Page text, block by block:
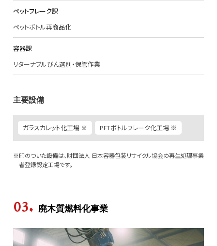
ペットフレーク課
ペットボトル再商品化
容器課
リターナブルびん選別・保管作業
主要設備
ガラスカレット化工場 ※ PETボトルフレーク化工場 ※
印のついた設備は、財団法人 日本容器包装リサイクル協会の再生処理事業
者登録認定工場です。
廃木質燃料化事業